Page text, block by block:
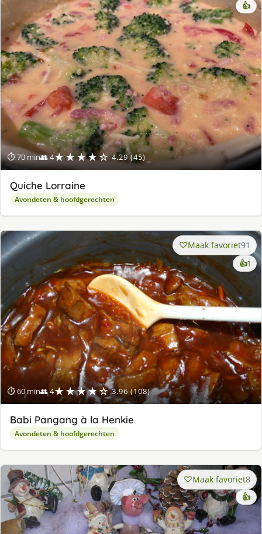
⏱ 70 min👥 4★★★★☆ 4.29 (45)
👍
Quiche Lorraine
Avondeten & hoofdgerechten
⏱ 60 min👥 4★★★★☆ 3.96 (108)
Maak favoriet91
👍1
Babi Pangang à la Henkie
Avondeten & hoofdgerechten
Maak favoriet8
👍